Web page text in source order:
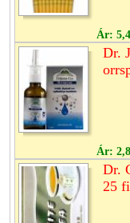
Ár:
Dr.
Ár:
Dr.
25